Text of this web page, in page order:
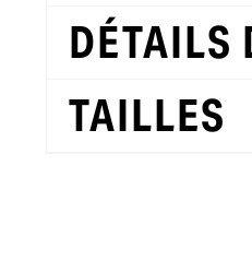
DÉTAILS
TAILLES